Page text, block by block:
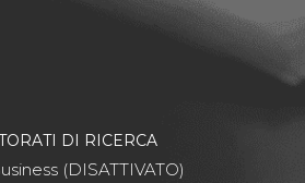
DI RICERCA
(DISATTIVATO)